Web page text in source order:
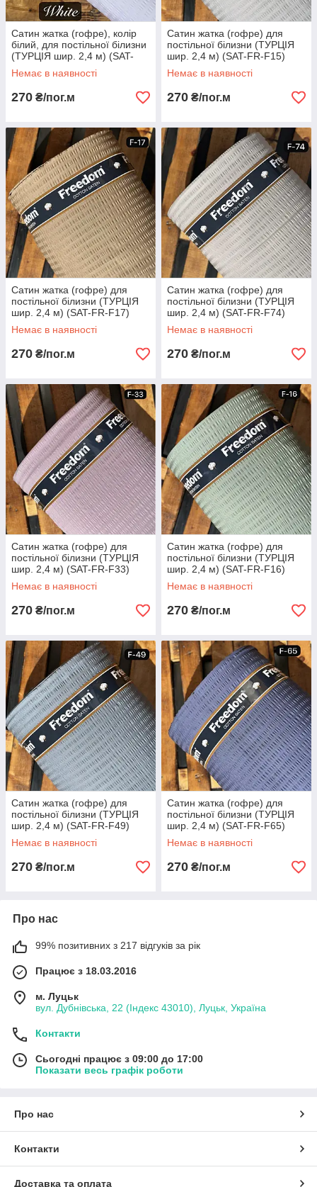
Сатин жатка (гофре), колір
білий, для постільної білизни
(ТУРЦІЯ шир. 2,4 м) (SAT-
FR-F1)
Немає в наявності
270 ₴/пог.м
Сатин жатка (гофре) для
постільної білизни (ТУРЦІЯ
шир. 2,4 м) (SAT-FR-F15)
Немає в наявності
270 ₴/пог.м
Сатин жатка (гофре) для
постільної білизни (ТУРЦІЯ
шир. 2,4 м) (SAT-FR-F17)
Немає в наявності
270 ₴/пог.м
Сатин жатка (гофре) для
постільної білизни (ТУРЦІЯ
шир. 2,4 м) (SAT-FR-F74)
Немає в наявності
270 ₴/пог.м
Сатин жатка (гофре) для
постільної білизни (ТУРЦІЯ
шир. 2,4 м) (SAT-FR-F33)
Немає в наявності
270 ₴/пог.м
Сатин жатка (гофре) для
постільної білизни (ТУРЦІЯ
шир. 2,4 м) (SAT-FR-F16)
Немає в наявності
270 ₴/пог.м
Сатин жатка (гофре) для
постільної білизни (ТУРЦІЯ
шир. 2,4 м) (SAT-FR-F49)
Немає в наявності
270 ₴/пог.м
Сатин жатка (гофре) для
постільної білизни (ТУРЦІЯ
шир. 2,4 м) (SAT-FR-F65)
Немає в наявності
270 ₴/пог.м
Про нас
99% позитивних з 217 відгуків за рік
Працює з 18.03.2016
м. Луцьк
вул. Дубнівська, 22 (Індекс 43010), Луцьк, Україна
Контакти
Сьогодні працює з 09:00 до 17:00
Показати весь графік роботи
Про нас
Контакти
Доставка та оплата